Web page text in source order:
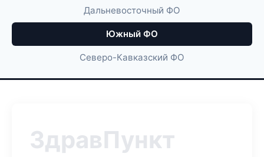
Дальневосточный ФО
Южный ФО
Северо-Кавказский ФО
ЗдравПункт